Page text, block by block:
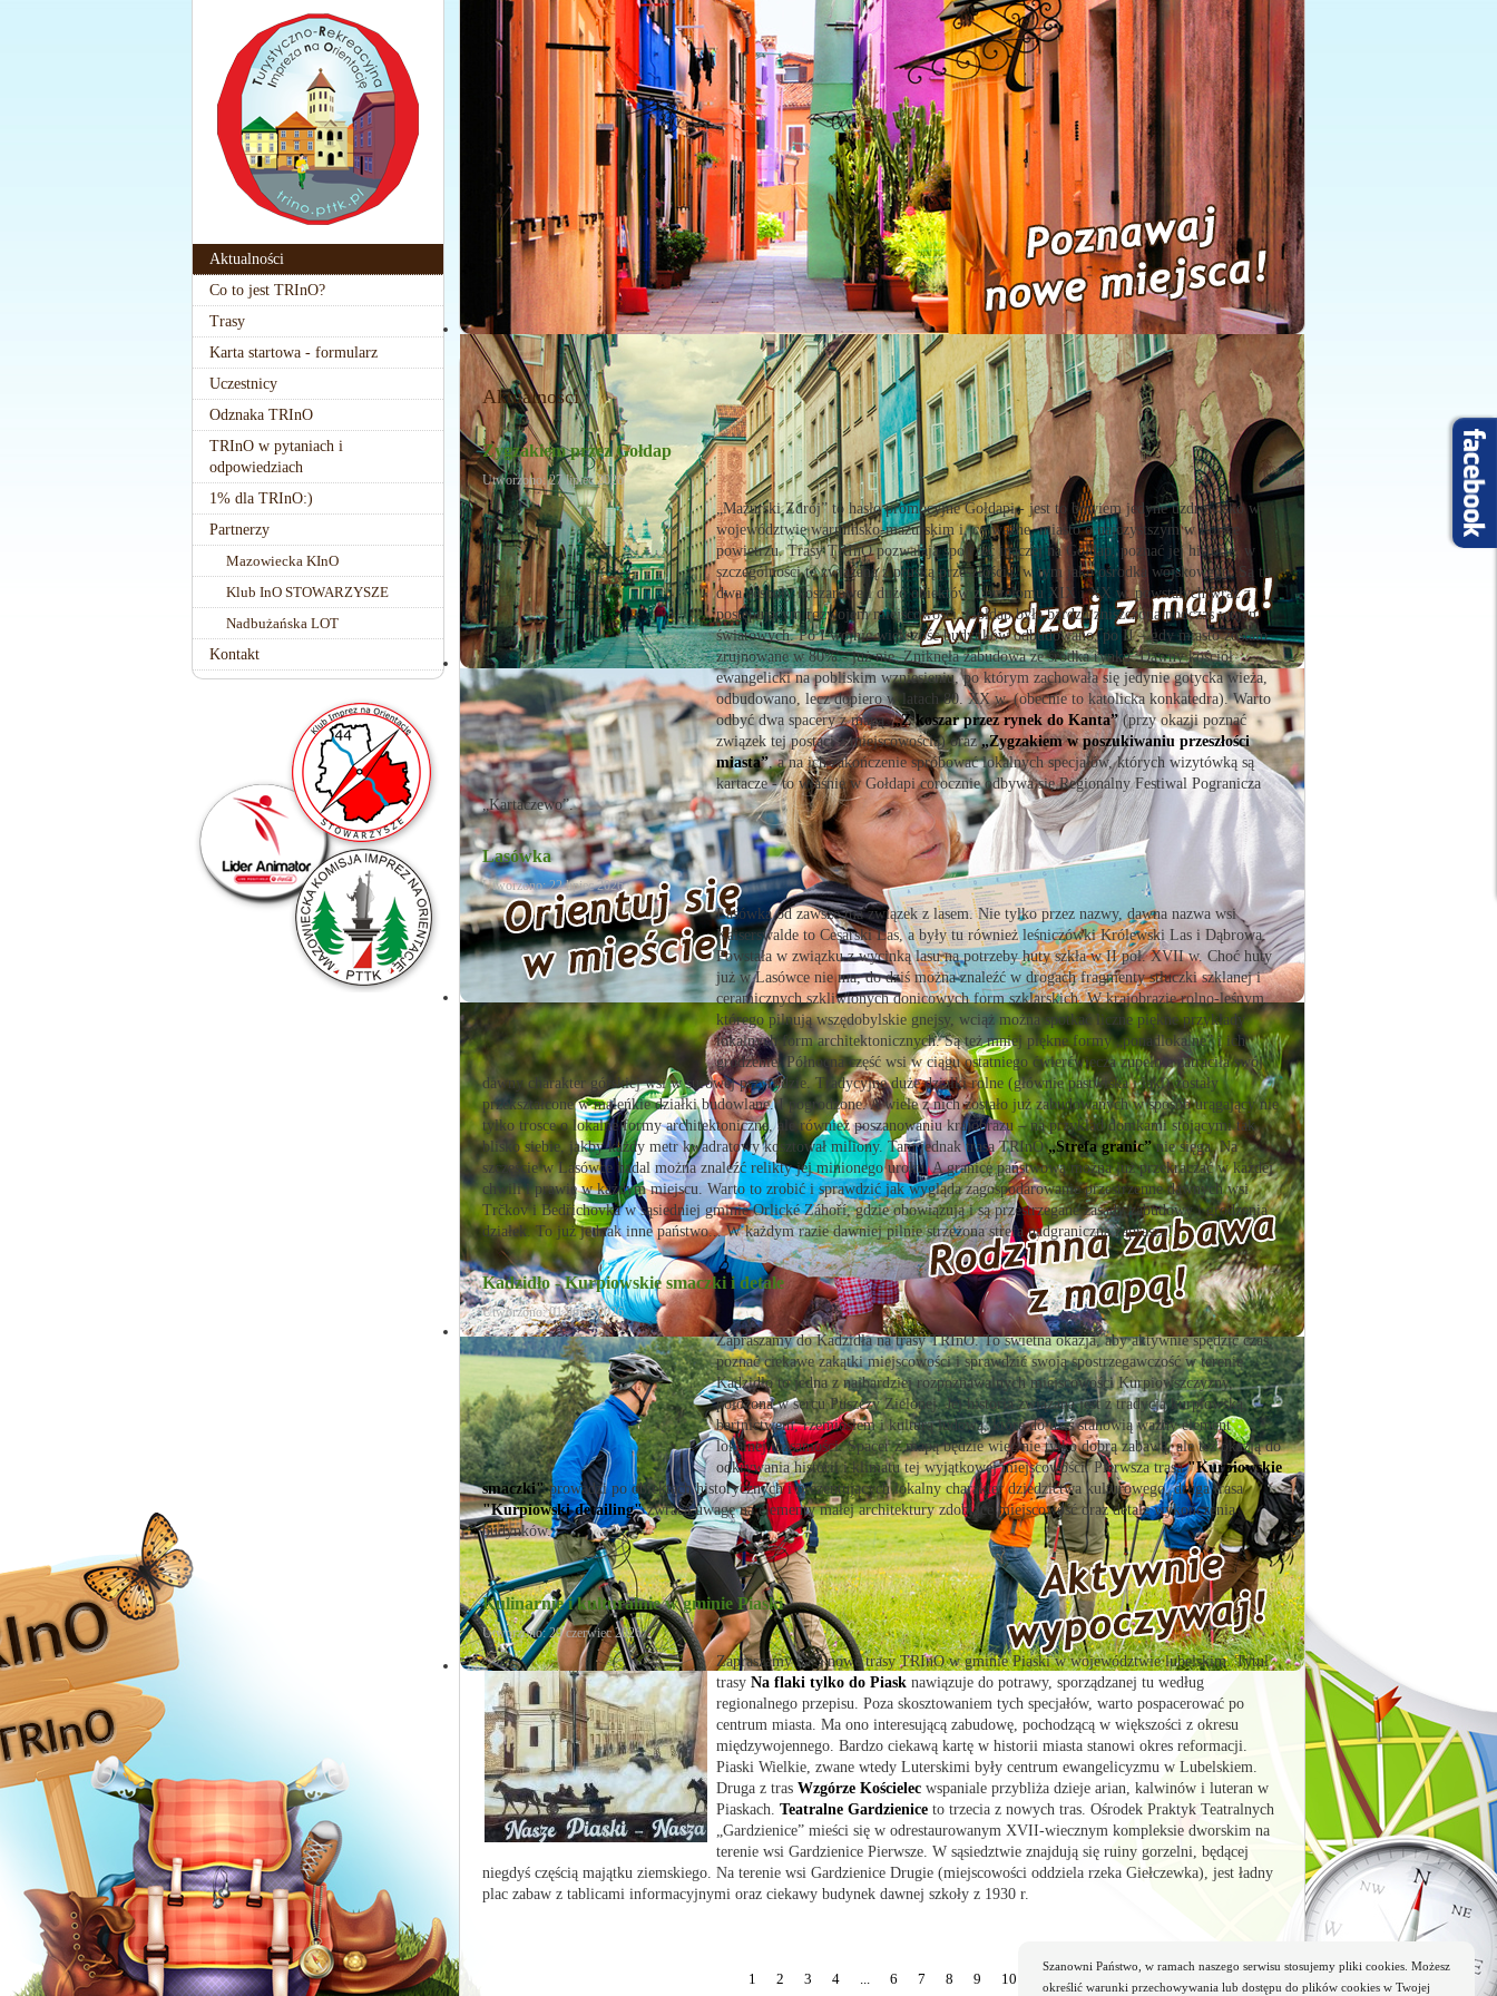
Aktualności
Co to jest TRInO?
Trasy
Karta startowa - formularz
Uczestnicy
Odznaka TRInO
TRInO w pytaniach i
odpowiedziach
1% dla TRInO:)
Partnerzy
Mazowiecka KInO
Klub InO STOWARZYSZE
Nadbużańska LOT
Kontakt
Aktualności
Zygzakiem przez Gołdap
Utworzono: 27 lipiec 2026
„Mazurski Zdrój” to hasło promocyjne Gołdapi - jest to bowiem jedyne uzdrowisko w
województwie warmińsko-mazurskim i, co ważne, miasto o najczystszym w Polsce
powietrzu. Trasy TRInO pozwalają spojrzeć inaczej na Gołdap, poznać jej historię, w
szczególności tę związaną z pruską przeszłością, w tym jako ośrodka wojskowego. Są tu
dwa zespoły koszarowe i dużo obiektów z przełomu XIX i XX w. powstałych wraz z
postępującym rozwojem miejscowości. Gołdap była bardzo zniszczona podczas wojen
światowych. Po I wojnie większość budynków odbudowano, po II – gdy miasto zostało
zrujnowane w 80% - już nie. Zniknęła zabudowa ze środka rynku. Dawny kościół
ewangelicki na pobliskim wzniesieniu, po którym zachowała się jedynie gotycka wieża,
odbudowano, lecz dopiero w latach 80. XX w. (obecnie to katolicka konkatedra). Warto
odbyć dwa spacery z mapą:„Z koszar przez rynek do Kanta”(przy okazji poznać
związek tej postaci z miejscowością) oraz„Zygzakiem w poszukiwaniu przeszłości
miasta”, a na ich zakończenie spróbować lokalnych specjałów, których wizytówką są
kartacze - to właśnie w Gołdapi corocznie odbywa się Regionalny Festiwal Pogranicza
„Kartaczewo”.
Lasówka
Utworzono: 22 lipiec 2026
Lasówka od zawsze ma związek z lasem. Nie tylko przez nazwy, dawna nazwa wsi
Kaiserswalde to Cesarski Las, a były tu również leśniczówki Królewski Las i Dąbrowa.
Powstała w związku z wycinką lasu na potrzeby huty szkła w II poł. XVII w. Choć huty
już w Lasówce nie ma, do dziś można znaleźć w drogach fragmenty stłuczki szklanej i
ceramicznych szkliwionych donicowych form szklarskich. W krajobrazie rolno-leśnym,
którego pilnują wszędobylskie gnejsy, wciąż można spotkać liczne piękne przykłady
lokalnych form architektonicznych. Są też mniej piękne formy „ponadlokalne” i ich
grodzenie. Północna część wsi w ciągu ostatniego ćwierćwiecza zupełnie zatraciła swój
dawny charakter górskiej wsi w surowej przyrodzie. Tradycyjne duże działki rolne (głównie pastwiska i łąki) zostały
przekształcone w maleńkie działki budowlane. I pogrodzone. A wiele z nich zostało już zabudowanych w sposób urągający nie
tylko trosce o lokalne formy architektoniczne, ale również poszanowaniu krajobrazu – na przykład domkami stojącymi tak
blisko siebie, jakby każdy metr kwadratowy kosztował miliony. Tam jednak trasa TRInO„Strefa granic”nie sięga. Na
szczęście w Lasówce nadal można znaleźć relikty jej minionego uroku. A granicę państwową można już przekraczać w każdej
chwili i prawie w każdym miejscu. Warto to zrobić i sprawdzić jak wygląda zagospodarowanie przestrzenne dawnych wsi
Trčkov i Bedřichovka w sąsiedniej gminie Orlické Záhoří, gdzie obowiązują i są przestrzegane zasady zabudowy i grodzenia
działek. To już jednak inne państwo... W każdym razie dawniej pilnie strzeżona strefa nadgraniczna zaprasza!
Kadzidło - Kurpiowskie smaczki i detale
Utworzono: 01 lipiec 2026
Zapraszamy do Kadzidła na trasy TRInO. To świetna okazja, aby aktywnie spędzić czas,
poznać ciekawe zakątki miejscowości i sprawdzić swoją spostrzegawczość w terenie.
Kadzidło to jedna z najbardziej rozpoznawalnych miejscowości Kurpiowszczyzny,
położona w sercu Puszczy Zielonej. Jej historia związana jest z tradycją kurpiowską,
bartnictwem, rzemiosłem i kulturą ludową, które do dziś stanowią ważny element
lokalnej tożsamości. Spacer z mapą będzie więc nie tylko dobrą zabawą, ale też okazją do
odkrywania historii i klimatu tej wyjątkowej miejscowości. Pierwsza trasa"Kurpiowskie
smaczki"prowadzi po obiektach historycznych i prezentujących lokalny charakter dziedzictwa kulturowego, druga trasa
"Kurpiowski detailing"zwraca uwagę na elementy małej architektury zdobiące miejscowość oraz detale wykończenia
budynków.
Kulinarnie i kulturalnie w gminie Piaski
Utworzono: 29 czerwiec 2026
Zapraszamy na 3 nowe trasy TRInO w gminie Piaski w województwie lubelskim. Tytuł
trasy Na flaki tylko do Piask nawiązuje do potrawy, sporządzanej tu według
regionalnego przepisu. Poza skosztowaniem tych specjałów, warto pospacerować po
centrum miasta. Ma ono interesującą zabudowę, pochodzącą w większości z okresu
międzywojennego. Bardzo ciekawą kartę w historii miasta stanowi okres reformacji.
Piaski Wielkie, zwane wtedy Luterskimi były centrum ewangelicyzmu w Lubelskiem.
Druga z tras Wzgórze Kościelec wspaniale przybliża dzieje arian, kalwinów i luteran w
Piaskach. Teatralne Gardzienice to trzecia z nowych tras. Ośrodek Praktyk Teatralnych
„Gardzienice” mieści się w odrestaurowanym XVII-wiecznym kompleksie dworskim na
terenie wsi Gardzienice Pierwsze. W sąsiedztwie znajdują się ruiny gorzelni, będącej
niegdyś częścią majątku ziemskiego. Na terenie wsi Gardzienice Drugie (miejscowości oddziela rzeka Giełczewka), jest ładny
plac zabaw z tablicami informacyjnymi oraz ciekawy budynek dawnej szkoły z 1930 r.
1 2 3 4 ... 6 7 8 9 10
Szanowni Państwo, w ramach naszego serwisu stosujemy pliki cookies. Możesz
określić warunki przechowywania lub dostępu do plików cookies w Twojej